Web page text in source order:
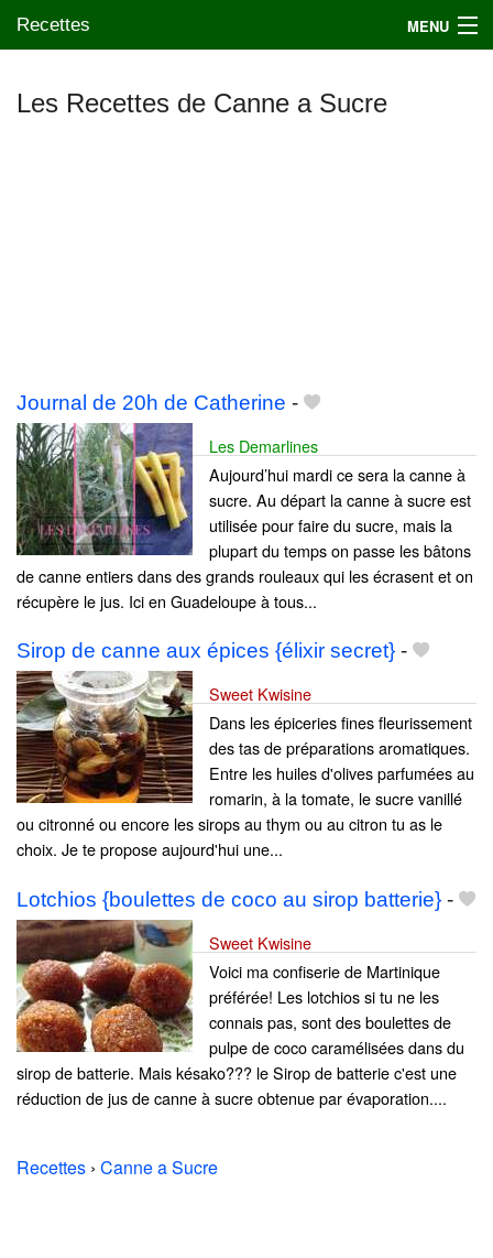
Recettes MENU
Les Recettes de Canne a Sucre
Journal de 20h de Catherine -
Les Demarlines
Aujourd’hui mardi ce sera la canne à
sucre. Au départ la canne à sucre est
utilisée pour faire du sucre, mais la
plupart du temps on passe les bâtons
de canne entiers dans des grands rouleaux qui les écrasent et on
récupère le jus. Ici en Guadeloupe à tous...
Sirop de canne aux épices {élixir secret} -
Sweet Kwisine
Dans les épiceries fines fleurissement
des tas de préparations aromatiques.
Entre les huiles d'olives parfumées au
romarin, à la tomate, le sucre vanillé
ou citronné ou encore les sirops au thym ou au citron tu as le
choix. Je te propose aujourd'hui une...
Lotchios {boulettes de coco au sirop batterie} -
Sweet Kwisine
Voici ma confiserie de Martinique
préférée! Les lotchios si tu ne les
connais pas, sont des boulettes de
pulpe de coco caramélisées dans du
sirop de batterie. Mais késako??? le Sirop de batterie c'est une
réduction de jus de canne à sucre obtenue par évaporation....
Recettes › Canne a Sucre